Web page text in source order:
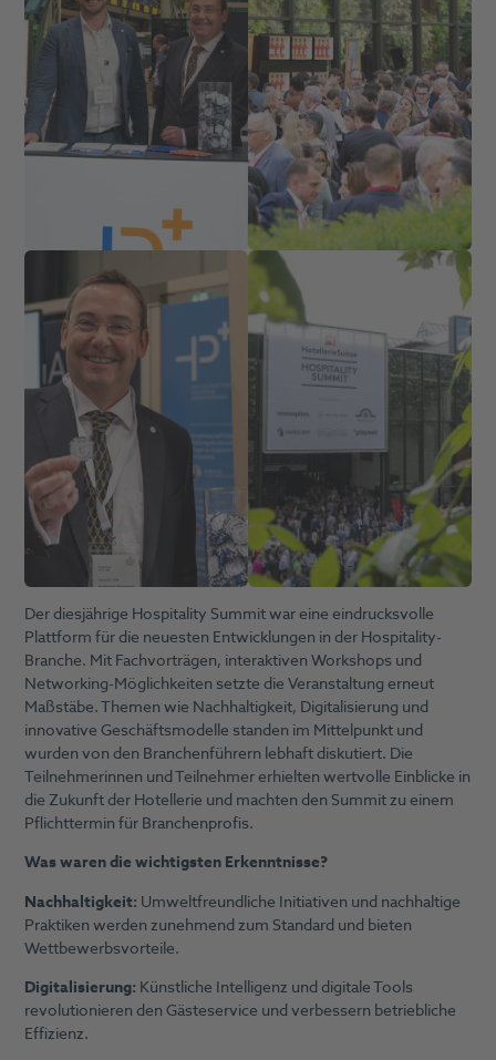
Der diesjährige Hospitality Summit war eine eindrucksvolle
Plattform für die neuesten Entwicklungen in der Hospitality-
Branche. Mit Fachvorträgen, interaktiven Workshops und
Networking-Möglichkeiten setzte die Veranstaltung erneut
Maßstäbe. Themen wie Nachhaltigkeit, Digitalisierung und
innovative Geschäftsmodelle standen im Mittelpunkt und
wurden von den Branchenführern lebhaft diskutiert. Die
Teilnehmerinnen und Teilnehmer erhielten wertvolle Einblicke in
die Zukunft der Hotellerie und machten den Summit zu einem
Pflichttermin für Branchenprofis.
Was waren die wichtigsten Erkenntnisse?
Nachhaltigkeit: Umweltfreundliche Initiativen und nachhaltige
Praktiken werden zunehmend zum Standard und bieten
Wettbewerbsvorteile.
Digitalisierung: Künstliche Intelligenz und digitale Tools
revolutionieren den Gästeservice und verbessern betriebliche
Effizienz.